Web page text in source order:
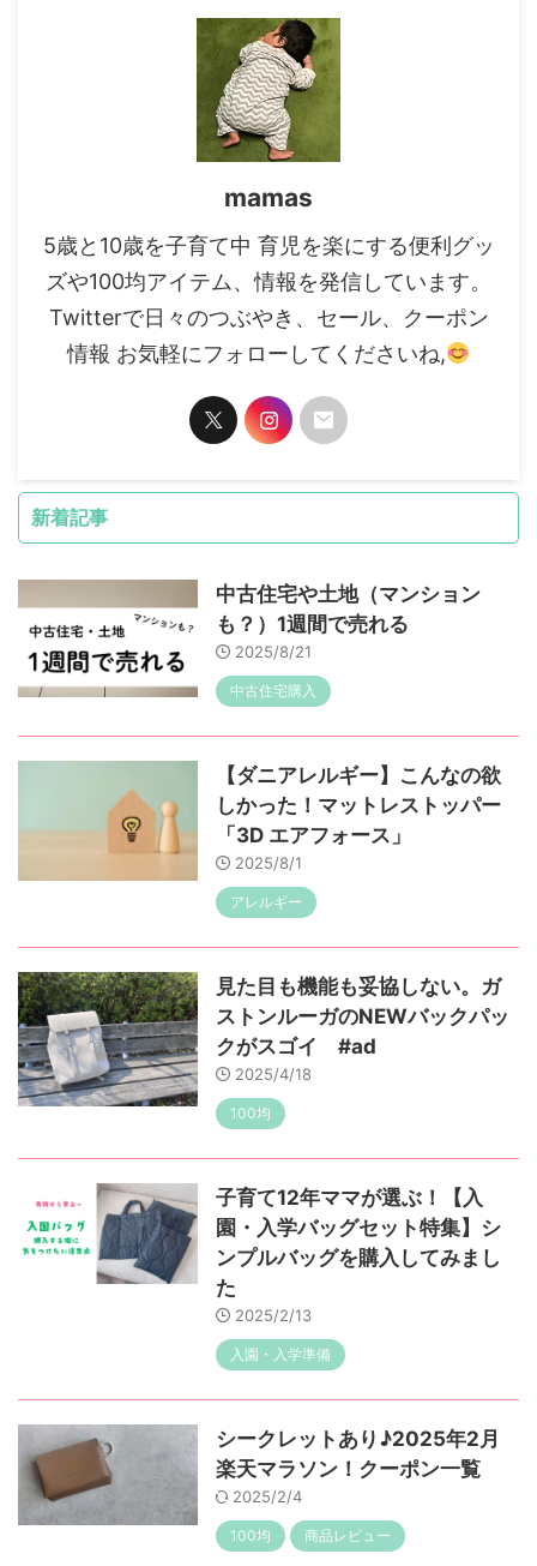
mamas
5歳と10歳を子育て中 育児を楽にする便利グッ
ズや100均アイテム、情報を発信しています。
Twitterで日々のつぶやき、セール、クーポン
情報 お気軽にフォローしてくださいね,
新着記事
中古住宅や土地（マンション
も？）1週間で売れる
2025/8/21
中古住宅購入
【ダニアレルギー】こんなの欲
しかった！マットレストッパー
「3D エアフォース」
2025/8/1
アレルギー
見た目も機能も妥協しない。ガ
ストンルーガのNEWバックパッ
クがスゴイ #ad
2025/4/18
100均
子育て12年ママが選ぶ！【入
園・入学バッグセット特集】シ
ンプルバッグを購入してみまし
た
2025/2/13
入園・入学準備
シークレットあり♪2025年2月
楽天マラソン！クーポン一覧
2025/2/4
100均 商品レビュー